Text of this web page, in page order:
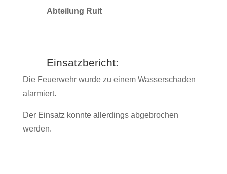
Abteilung Ruit
Einsatzbericht:
Die Feuerwehr wurde zu einem Wasserschaden
alarmiert.
Der Einsatz konnte allerdings abgebrochen
werden.